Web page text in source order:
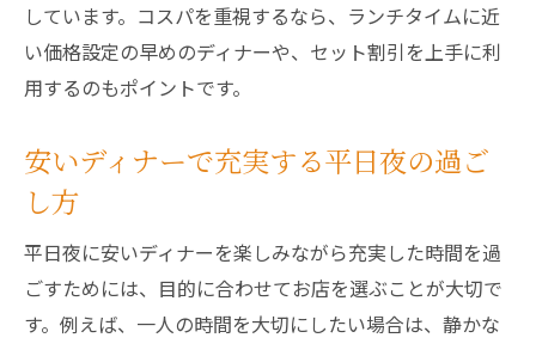
しています。コスパを重視するなら、ランチタイムに近
い価格設定の早めのディナーや、セット割引を上手に利
用するのもポイントです。
安いディナーで充実する平日夜の過ご
し方
平日夜に安いディナーを楽しみながら充実した時間を過
ごすためには、目的に合わせてお店を選ぶことが大切で
す。例えば、一人の時間を大切にしたい場合は、静かな